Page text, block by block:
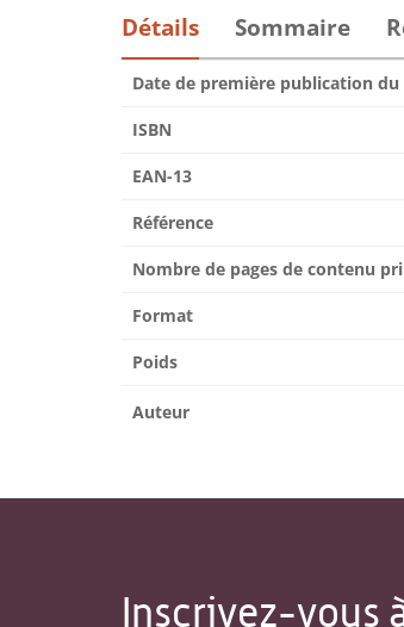
Détails Sommaire
Date de première publication
ISBN
EAN-13
Référence
Nombre de pages de contenu
Format
Poids
Auteur
Inscrivez-vous